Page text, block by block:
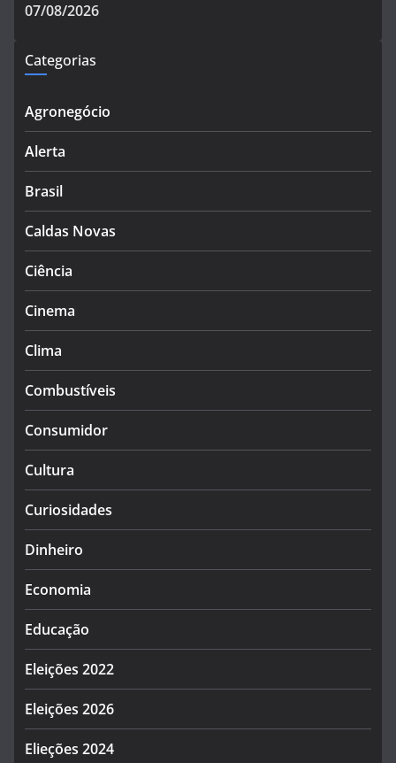
07/08/2026
Categorias
Agronegócio
Alerta
Brasil
Caldas Novas
Ciência
Cinema
Clima
Combustíveis
Consumidor
Cultura
Curiosidades
Dinheiro
Economia
Educação
Eleições 2022
Eleições 2026
Elieções 2024